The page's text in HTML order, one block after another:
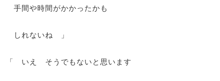
手間や時間がかかったかも
しれないね 」
「 いえ そうでもないと思います